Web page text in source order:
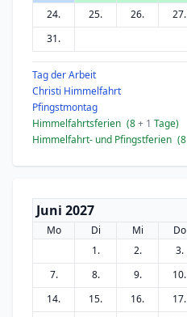
24. 25. 26. 27.
31.
Tag der Arbeit
Christi Himmelfahrt
Pfingstmontag
Himmelfahrtsferien (8+ 1 Tage)
Himmelfahrt- und Pfingstferien (8
Juni 2027
Mo Di Mi Do
1.
2. 3.
7.
8. 9. 10.
14.
15. 16. 17.